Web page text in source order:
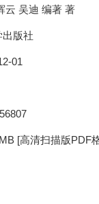
云 吴迪 编著 著
版社
01
[高清扫描版PDF